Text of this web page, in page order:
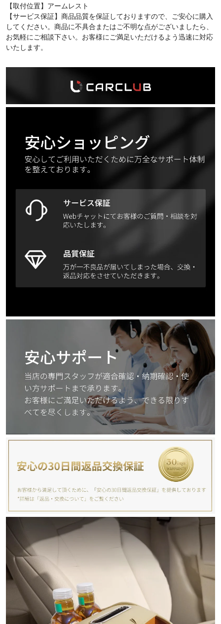
【取付位置】アームレスト
【サービス保証】商品品質を保証しておりますので、ご安心に購入
してください。商品に不具合またはご不明な点がございましたら、
お気軽にご相談下さい。お客様にご満足いただけるよう迅速に対応
いたします。